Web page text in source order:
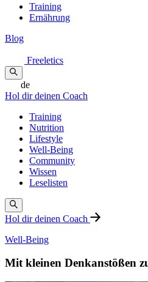
Training
Ernährung
Blog
Freeletics
de
Hol dir deinen Coach
Training
Nutrition
Lifestyle
Well-Being
Community
Wissen
Leselisten
Hol dir deinen Coach
Well-Being
Mit kleinen Denkanstößen